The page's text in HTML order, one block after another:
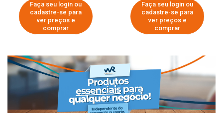
Faça seu login ou
cadastre-se para
ver preços e
comprar
Faça seu login ou
cadastre-se para
ver preços e
comprar